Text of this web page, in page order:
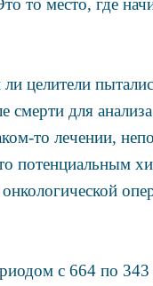
целители
для
то лечении,
с 664 по 343